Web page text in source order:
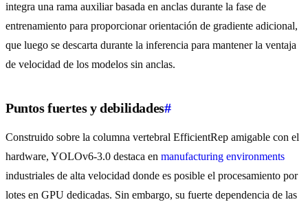
integra una rama auxiliar basada en anclas durante la fase de
entrenamiento para proporcionar orientación de gradiente adicional,
que luego se descarta durante la inferencia para mantener la ventaja
de velocidad de los modelos sin anclas.
Puntos fuertes y debilidades#
Construido sobre la columna vertebral EfficientRep amigable con el
hardware, YOLOv6-3.0 destaca en manufacturing environments
industriales de alta velocidad donde es posible el procesamiento por
lotes en GPU dedicadas. Sin embargo, su fuerte dependencia de las